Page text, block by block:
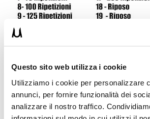
Questo sito web utilizza i cookie
Utilizziamo i cookie per personalizzare
annunci, per fornire funzionalità dei
analizzare il nostro traffico.
Prima di fare l’esercizio scelto esegui
riscaldamento generale per muovere le
Inizia dal primo giorno cercando di
ripetizioni indicate. Eseguile come